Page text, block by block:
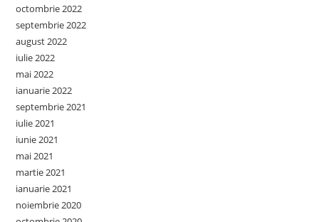
octombrie 2022
septembrie 2022
august 2022
iulie 2022
mai 2022
ianuarie 2022
septembrie 2021
iulie 2021
iunie 2021
mai 2021
martie 2021
ianuarie 2021
noiembrie 2020